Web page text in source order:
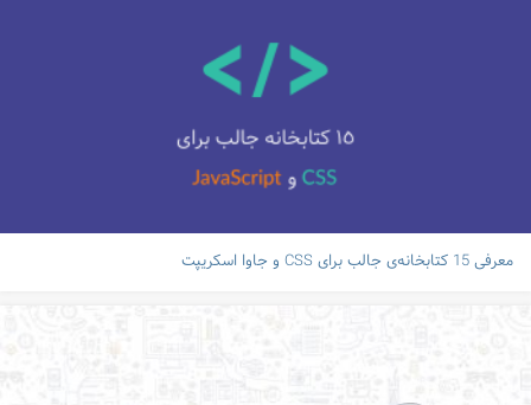
معرفی 15 کتابخانه‌ی جالب برای CSS و جاوا اسکریپت